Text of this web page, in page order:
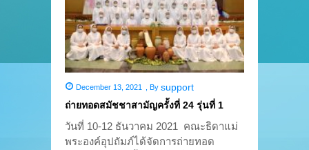
December 13, 2021 By support
ถ่ายทอดสมัชชาสามัญครั้งที่ 24 รุ่นที่ 1
วันที่ 10-12 ธันวาคม 2021 คณะธิดาแม่
พระองค์อุปถัมภ์ได้จัดการถ่ายทอด